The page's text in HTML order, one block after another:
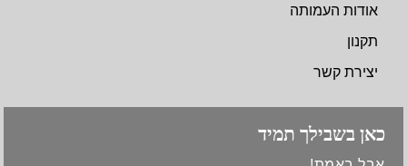
אודות העמותה
תקנון
יצירת קשר
כאן בשבילך תמיד